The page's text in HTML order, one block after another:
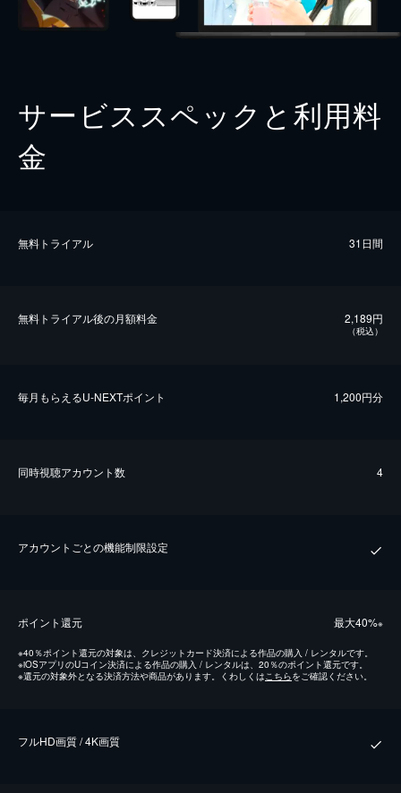
サービススペックと利用料
金
無料トライアル 31日間
無料トライアル後の⽉額料金 2,189円
（税込）
毎⽉もらえるU-NEXTポイント 1,200円分
同時視聴アカウント数 4
アカウントごとの機能制限設定
ポイント還元 最⼤40%※
※40％ポイント還元の対象は、クレジットカード決済による作品の購入 / レンタルです。
※iOSアプリのUコイン決済による作品の購入 / レンタルは、20％のポイント還元です。
※還元の対象外となる決済方法や商品があります。くわしくはこちらをご確認ください。
フルHD画質 / 4K画質